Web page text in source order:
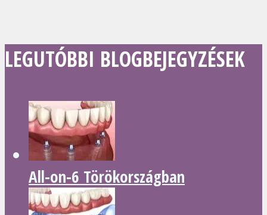
LEGUTÓBBI BLOGBEJEGYZÉSEK
All-on-6 Törökországban